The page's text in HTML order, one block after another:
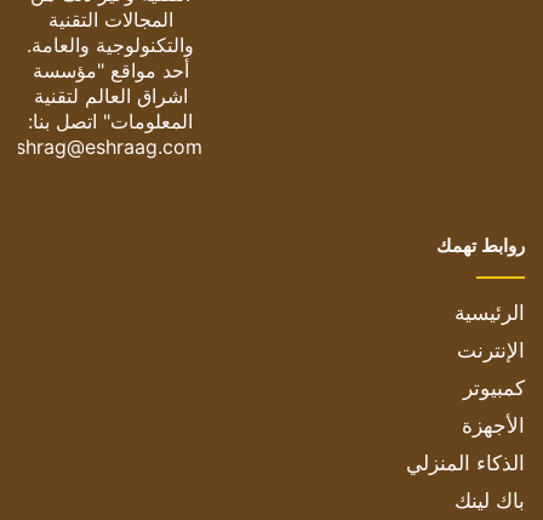
المجالات التقنية
والتكنولوجية والعامة.
أحد مواقع "مؤسسة
اشراق العالم لتقنية
المعلومات" اتصل بنا:
eshrag@eshraag.com
روابط تهمك
الرئيسية
الإنترنت
كمبيوتر
الأجهزة
الذكاء المنزلي
باك لينك